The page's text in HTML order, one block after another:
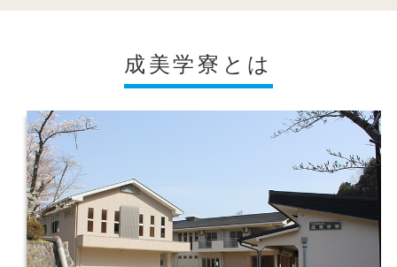
成美学寮とは